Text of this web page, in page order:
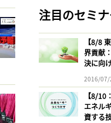
注目のセミ
【8/8
界貢献
決に向
2016/07/
【8/10
エネル
資する